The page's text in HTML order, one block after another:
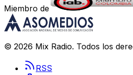
Miembro de
© 2026 Mix Radio. Todos los
RSS